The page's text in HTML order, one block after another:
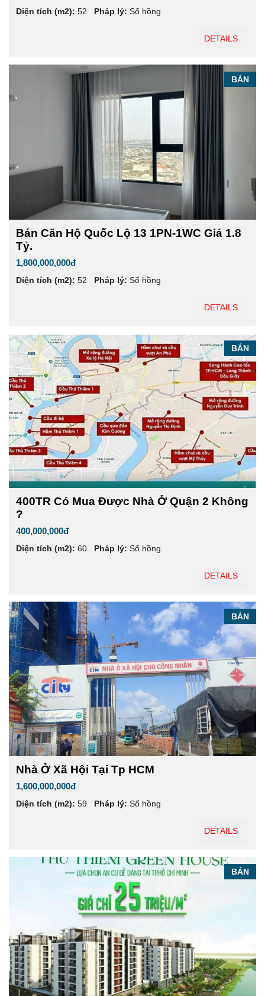
Diện tích (m2): 52 Pháp lý: Sổ hồng
DETAILS
BÁN
Bán Căn Hộ Quốc Lộ 13 1PN-1WC Giá 1.8
Tỷ.
1,800,000,000đ
Diện tích (m2): 52 Pháp lý: Sổ hồng
DETAILS
BÁN
400TR Có Mua Được Nhà Ở Quận 2 Không
?
400,000,000đ
Diện tích (m2): 60 Pháp lý: Sổ hồng
DETAILS
BÁN
Nhà Ở Xã Hội Tại Tp HCM
1,600,000,000đ
Diện tích (m2): 59 Pháp lý: Sổ hồng
DETAILS
BÁN